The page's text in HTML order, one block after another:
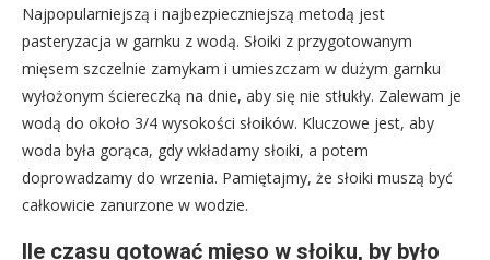
Najpopularniejszą i najbezpieczniejszą metodą jest
pasteryzacja w garnku z wodą. Słoiki z przygotowanym
mięsem szczelnie zamykam i umieszczam w dużym garnku
wyłożonym ściereczką na dnie, aby się nie stłukły. Zalewam je
wodą do około 3/4 wysokości słoików. Kluczowe jest, aby
woda była gorąca, gdy wkładamy słoiki, a potem
doprowadzamy do wrzenia. Pamiętajmy, że słoiki muszą być
całkowicie zanurzone w wodzie.
Ile czasu gotować mięso w słoiku, by było